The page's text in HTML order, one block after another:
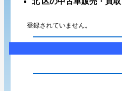
登録されていません。